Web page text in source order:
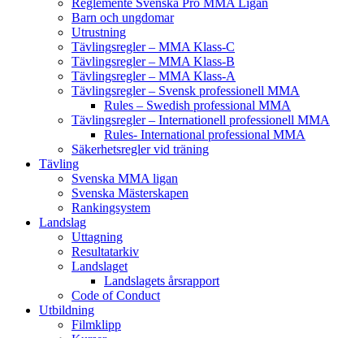
Barn och ungdomar
Utrustning
Tävlingsregler – MMA Klass-C
Tävlingsregler – MMA Klass-B
Tävlingsregler – MMA Klass-A
Tävlingsregler – Svensk professionell MMA
Rules – Swedish professional MMA
Tävlingsregler – Internationell professionell MMA
Rules- International professional MMA
Säkerhetsregler vid träning
Tävling
Svenska MMA ligan
Svenska Mästerskapen
Rankingsystem
Landslag
Uttagning
Resultatarkiv
Landslaget
Landslagets årsrapport
Code of Conduct
Utbildning
Filmklipp